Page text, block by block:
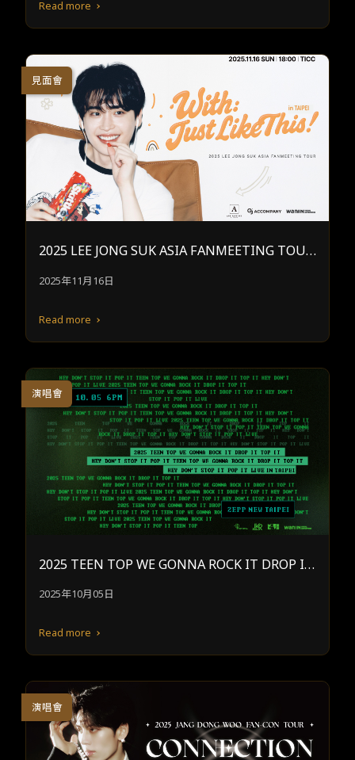
Read more
2025 LEE JONG SUK ASIA FANMEETING TOUR
[With : Just Like This] in Taipei
2025年11月16日
Read more
見面會
2025 TEEN TOP WE GONNA ROCK IT DROP IT
TOP IT HEY DON’T STOP IT POP IT² LIVE IN T
2025年10月05日
Read more
演唱會
演唱會